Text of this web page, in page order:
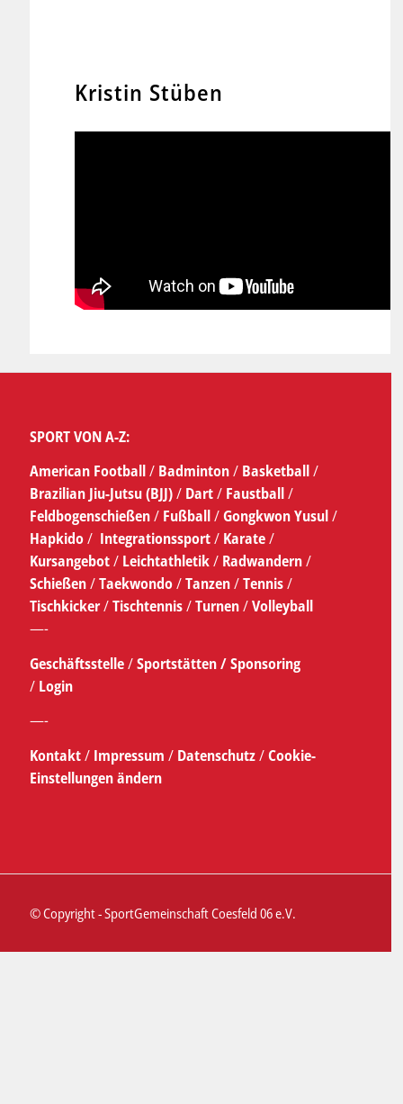
Kristin Stüben
SPORT VON A-Z:
American Football/ Badminton/ Basketball/
Brazilian Jiu-Jutsu (BJJ)/ Dart/ Faustball/
Feldbogenschießen/ Fußball/Gongkwon Yusul/
Hapkido/ Integrationssport/ Karate/
Kursangebot/Leichtathletik/ Radwandern/
Schießen/Taekwondo/Tanzen/Tennis/
Tischkicker/Tischtennis/Turnen/Volleyball
—-
Geschäftsstelle/Sportstätten /Sponsoring
/ Login
—-
Kontakt/ Impressum / Datenschutz/Cookie-
Einstellungen ändern
© Copyright - SportGemeinschaft Coesfeld 06 e.V.